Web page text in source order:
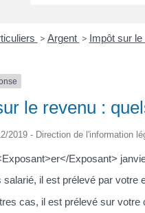
> Argent > Impôt sur
le revenu :
2019 - Direction de l'information
Exposant>
salarié, il est prélevé par votre
cas, il est prélevé sur